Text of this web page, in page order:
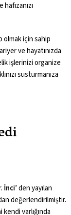
olmak için sahip
ve hayatınızda
işlerinizi organize
susturmanıza
İnci’den yayılan
değerlendirilmiştir.
varlığında